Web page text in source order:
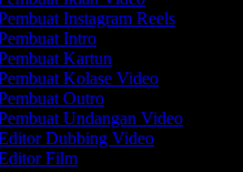
Instagram Reels
Intro
Kartun
Kolase Video
Outro
Undangan Video
Dubbing Video
Film